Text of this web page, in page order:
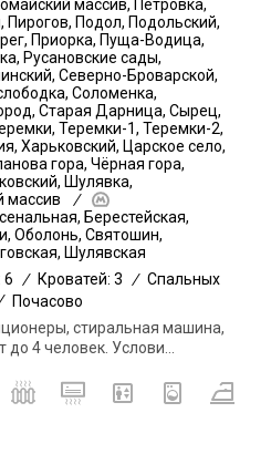
массив, Петровка,
Пирогов, Подол, Подольский,
Приорка, Пуща-Водица,
Русановские сады,
Северно-Броварской,
Соломенка,
Старая Дарница, Сырец,
Теремки-1, Теремки-2,
Харьковский, Царское село,
гора, Чёрная гора,
Шулявка,
массив
/
Берестейская,
Оболонь, Святошин,
Шулявская
6 / Кроватей: 3 / Спальных
Почасово
стиральная машина,
4 человек. Услови...